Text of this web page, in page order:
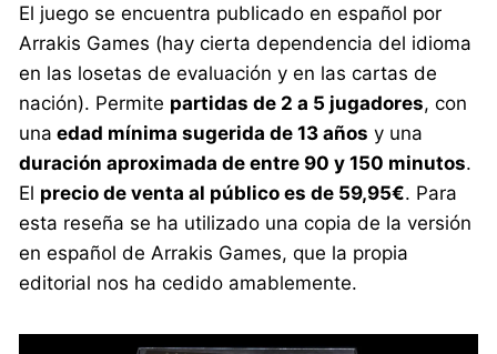
El juego se encuentra publicado en español por
Arrakis Games (hay cierta dependencia del idioma
en las losetas de evaluación y en las cartas de
nación). Permite partidas de 2 a 5 jugadores, con
una edad mínima sugerida de 13 años y una
duración aproximada de entre 90 y 150 minutos.
El precio de venta al público es de 59,95€. Para
esta reseña se ha utilizado una copia de la versión
en español de Arrakis Games, que la propia
editorial nos ha cedido amablemente.